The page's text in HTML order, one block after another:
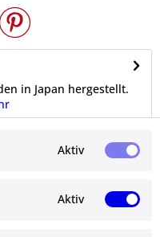
in Japan hergestellt.
Aktiv
Aktiv